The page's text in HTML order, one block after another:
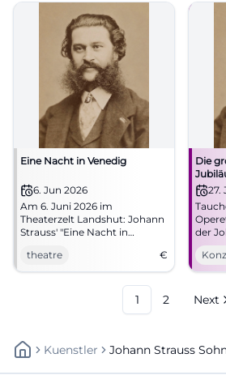
Eine Nacht in Venedig
6. Jun 2026
Am 6. Juni 2026 im
Theaterzelt Landshut: Johann
Strauss' "Eine Nacht in
Aufführung voller Musik und
Romantik.
theatre €
Die
27.
der
1 2 Next
Kuenstler Johann Strauss